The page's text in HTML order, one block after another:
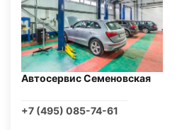
Автосервис Семеновская
+7 (495) 085-74-61